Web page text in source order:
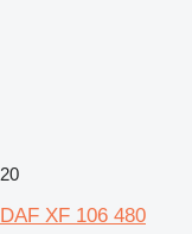
20
DAF XF 106 480